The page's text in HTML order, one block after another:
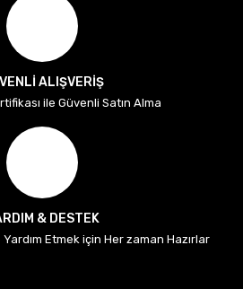
ALIŞVERİŞ
ile Güvenli Satın Alma
& DESTEK
Etmek için Her zaman Hazırlar